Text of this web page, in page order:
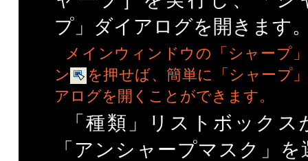
プ」ダイアログを開きます
メインウィンドウの「シャープ
ン
を押せば、簡単に「シャープ
アログを開くことができます。
「種類」リストボックス
「アンシャープマスク」を